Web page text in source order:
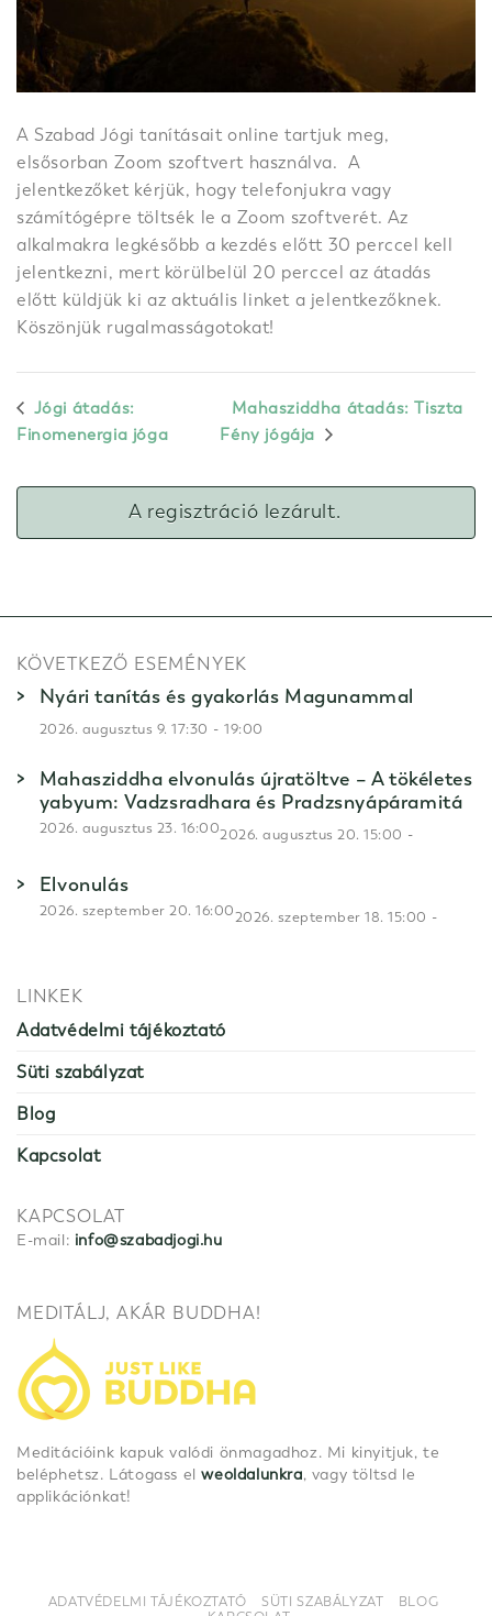
A Szabad Jógi tanításait online tartjuk meg,
elsősorban Zoom szoftvert használva. A
jelentkezőket kérjük, hogy telefonjukra vagy
számítógépre töltsék le a Zoom szoftverét. Az
alkalmakra legkésőbb a kezdés előtt 30 perccel kell
jelentkezni, mert körülbelül 20 perccel az átadás
előtt küldjük ki az aktuális linket a jelentkezőknek.
Köszönjük rugalmasságotokat!
Jógi átadás:
Finomenergia jóga
Mahasziddha átadás: Tiszta
Fény jógája
A regisztráció lezárult.
KÖVETKEZŐ ESEMÉNYEK
Nyári tanítás és gyakorlás Magunammal
2026. augusztus 9. 17:30 -19:00
Mahasziddha elvonulás újratöltve – A tökéletes
yabyum: Vadzsradhara és Pradzsnyápáramitá
2026. augusztus 20. 15:00 -
2026. augusztus 23. 16:00
Elvonulás
2026. szeptember 18. 15:00 -
2026. szeptember 20. 16:00
LINKEK
Adatvédelmi tájékoztató
Süti szabályzat
Blog
Kapcsolat
KAPCSOLAT
E-mail: info@szabadjogi.hu
MEDITÁLJ, AKÁR BUDDHA!
Meditációink kapuk valódi önmagadhoz. Mi kinyitjuk, te
beléphetsz. Látogass elweoldalunkra, vagy töltsd le
applikációnkat!
ADATVÉDELMI TÁJÉKOZTATÓ SÜTI SZABÁLYZAT
BLOG